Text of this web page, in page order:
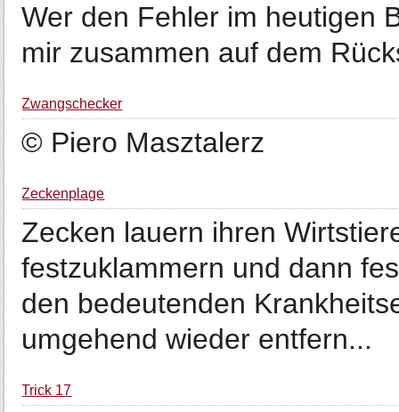
Wer den Fehler im heutigen
mir zusammen auf dem
Zwangschecker
© Piero Masztalerz
Zeckenplage
Zecken lauern ihren
festzuklammern und dann
den bedeutenden
umgehend wieder entfern...
Trick 17